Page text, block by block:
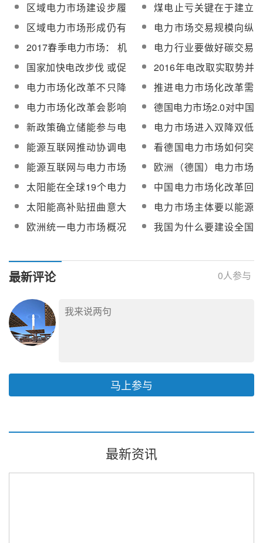
区域电力市场建设步履
缓慢 省间利益分配成最
大难题
煤电止亏关键在于建立
健全电力市场体系
区域电力市场形成仍有
难度 扩大市场交易规模
将成电改重点
电力市场交易规模向纵
深发展 发电行业应保持
理性
2017春季电力市场： 机
制规则不断完善 规模结
构走向纵深
电力行业要做好碳交易
示范 碳市场应与电力市
场相协调
国家加快电改步伐 或促
电力市场直接交易
2016年电改取实取势并
重 电力市场化架构初步
建立
电力市场化改革不只降
电价更应完善交易规则
推进电力市场化改革需
基础设施支撑
电力市场化改革会影响
电力安全？
德国电力市场2.0对中国
的启示
新政策确立储能参与电
力市场交易身份与地位
电力市场进入双降双低
通道 五大发电集团齐喊
降本保增长
能源互联网推动协调电
力市场资源配置
看德国电力市场如何突
破可再生能源消纳难题
能源互联网与电力市场
化的关系
欧洲（德国）电力市场
“负电价”
太阳能在全球19个电力
市场实现了平价？
中国电力市场化改革回
顾及评析
太阳能高补贴扭曲意大
利电力市场
电力市场主体要以能源
互联网、多能互补为方
向
欧洲统一电力市场概况
我国为什么要建设全国
最新评论 0人参与
马上参与
最新资讯